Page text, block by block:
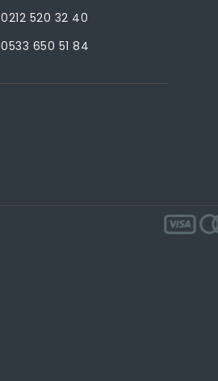
0212 520 32 40
0533 650 51 84